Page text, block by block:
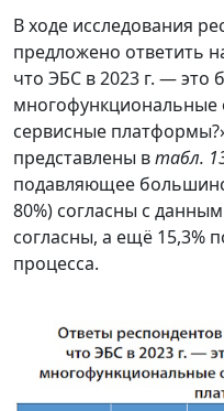
В ходе исследования
предложено ответить
что ЭБС в 2023 г. — это
многофункциональные
сервисные
представлены втабл.
подавляющее
80%) согласны с
согласны, а ещё 15,3%
процесса.